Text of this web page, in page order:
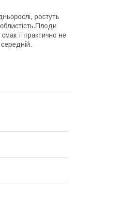
ростуть
її практично не